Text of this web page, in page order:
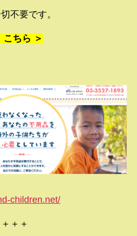
不要です。
こちら ＞
children.net/
＋＋